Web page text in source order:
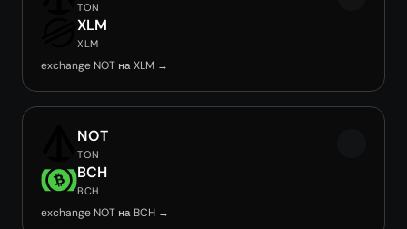
TON
XLM
XLM
exchange NOT на XLM →
NOT
TON
BCH
BCH
exchange NOT на BCH →